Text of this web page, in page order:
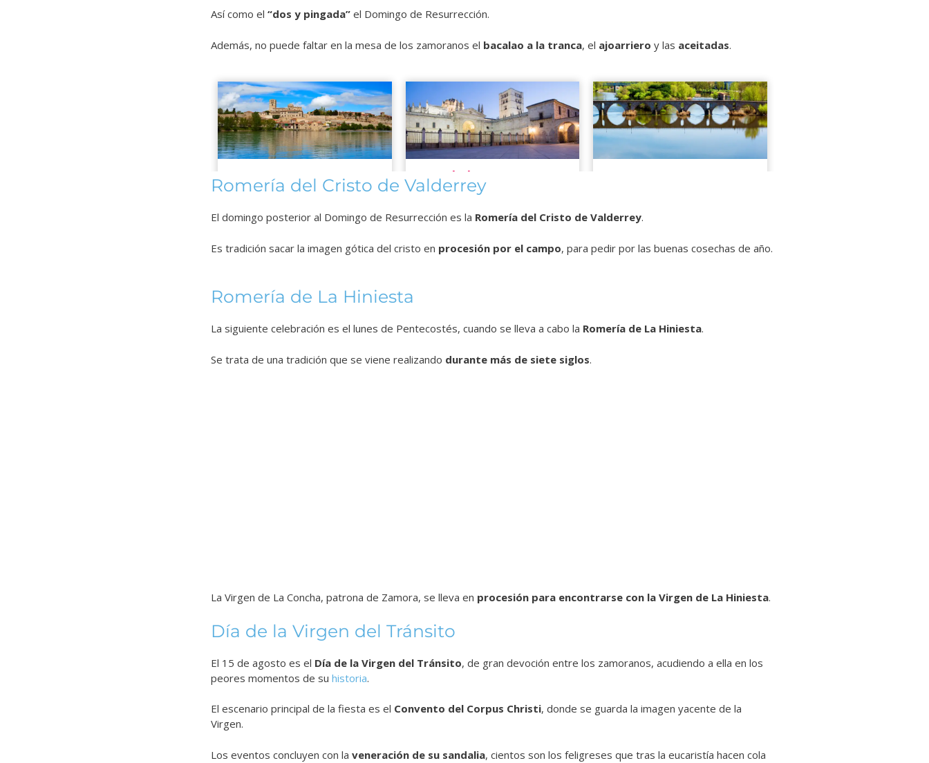
Así como el “dos y pingada” el Domingo de Resurrección.
Además, no puede faltar en la mesa de los zamoranos el bacalao a la tranca, el ajoarriero y las aceitadas.
Romería del Cristo de Valderrey
El domingo posterior al Domingo de Resurrección es la Romería del Cristo de Valderrey.
Es tradición sacar la imagen gótica del cristo en procesión por el campo, para pedir por las buenas cosechas de año.
Romería de La Hiniesta
La siguiente celebración es el lunes de Pentecostés, cuando se lleva a cabo la Romería de La Hiniesta.
Se trata de una tradición que se viene realizando durante más de siete siglos.
La Virgen de La Concha, patrona de Zamora, se lleva en procesión para encontrarse con la Virgen de La Hiniesta.
Día de la Virgen del Tránsito
El 15 de agosto es el Día de la Virgen del Tránsito, de gran devoción entre los zamoranos, acudiendo a ella en los
peores momentos de su historia.
El escenario principal de la fiesta es el Convento del Corpus Christi, donde se guarda la imagen yacente de la
Virgen.
Los eventos concluyen con la veneración de su sandalia, cientos son los feligreses que tras la eucaristía hacen cola